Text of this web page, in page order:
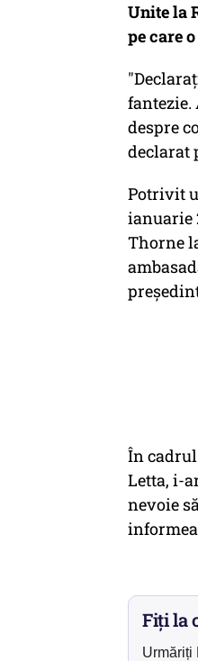
Unite la
pe care
fantezie.
despre
declarat
Potrivit
ianuarie
Thorne
În
Letta, i-
nevoie
Fiți la
Urmăriți